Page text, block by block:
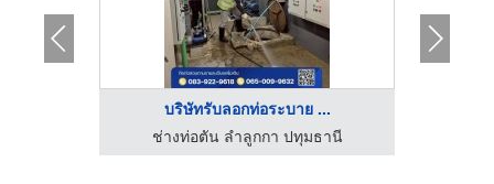
บริษัทรับลอกท่อระบาย ...
ช่างท่อตัน ลำลูกกา ปทุมธานี